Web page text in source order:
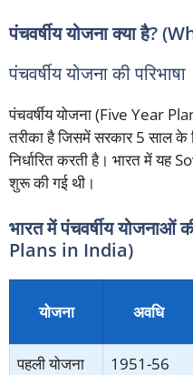
पंचवर्षीय योजना क्या है?
पंचवर्षीय योजना की परिभाषा
पंचवर्षीय योजना (Five Year
तरीका है जिसमें सरकार 5 साल
निर्धारित करती है। भारत में यह
शुरू की गई थी।
भारत में पंचवर्षीय
Plans in India)
योजना अवधि
पहली योजना
1951-56